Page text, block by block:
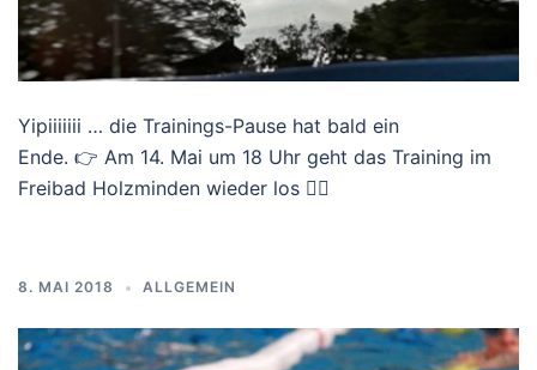
Yipiiiiiii … die Trainings-Pause hat bald ein
Ende. 👉 Am 14. Mai um 18 Uhr geht das Training im
Freibad Holzminden wieder los 🏊‍♂️
8. MAI 2018 ALLGEMEIN